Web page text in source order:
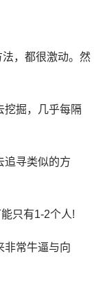
，都很激动。然
挖掘，几乎每隔
追寻类似的方
只有1-2个人!
非常牛逼与向